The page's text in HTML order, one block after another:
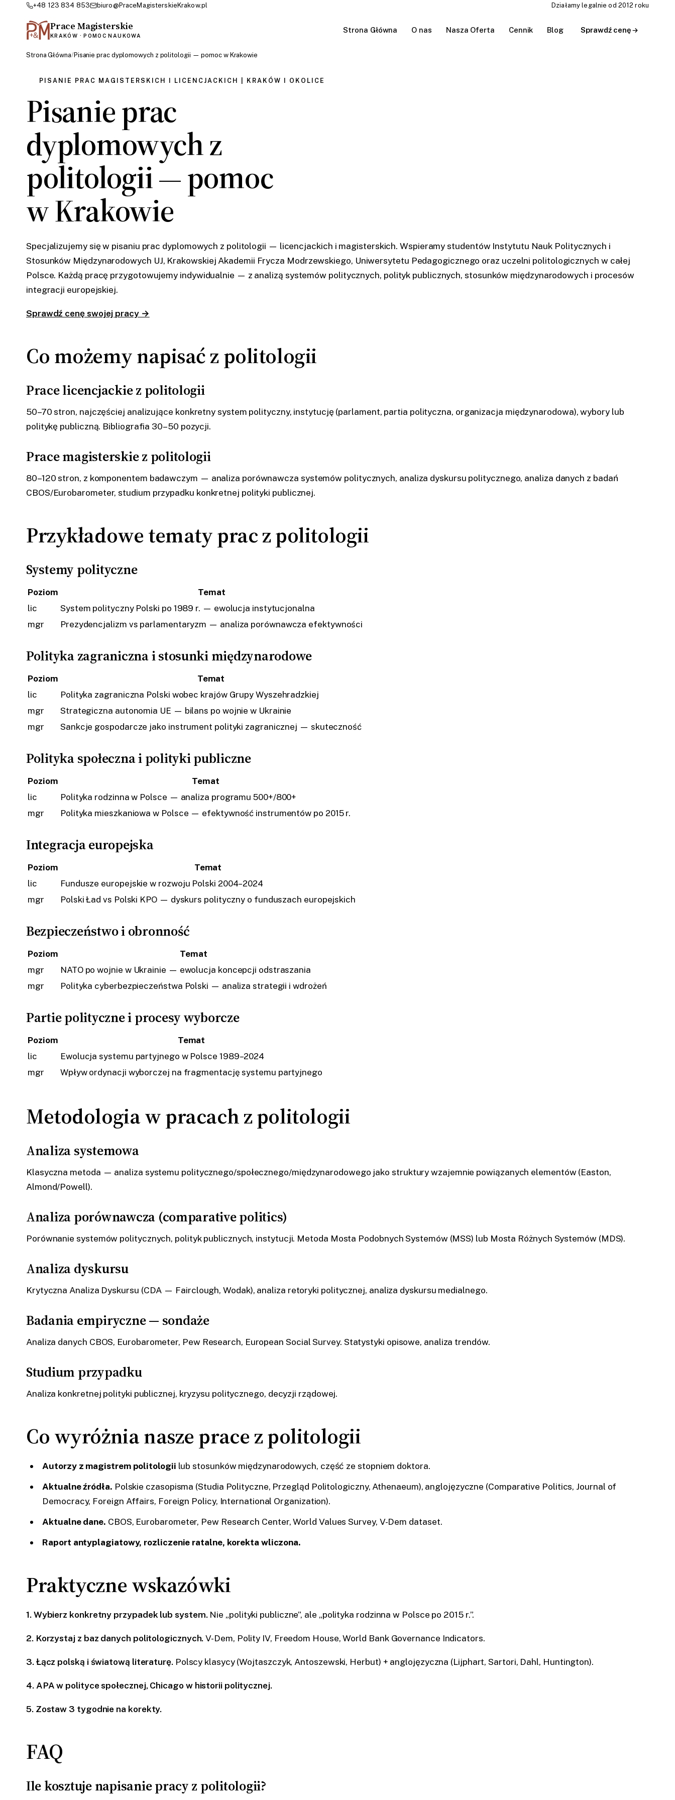
+48 123 834 853 biuro@PraceMagisterskieKrakow.pl Działamy legalnie od 2012 roku
Prace Magisterskie
KRAKÓW · POMOC NAUKOWA
Strona Główna O nas Nasza Oferta Cennik Blog Sprawdź cenę
Strona Główna/Pisanie prac dyplomowych z politologii — pomoc w Krakowie
PISANIE PRAC MAGISTERSKICH I LICENCJACKICH | KRAKÓW I OKOLICE
Pisanie prac
dyplomowych z
politologii — pomoc
w Krakowie
Specjalizujemy się w pisaniu prac dyplomowych z politologii — licencjackich i magisterskich. Wspieramy studentów Instytutu Nauk Politycznych i
Stosunków Międzynarodowych UJ, Krakowskiej Akademii Frycza Modrzewskiego, Uniwersytetu Pedagogicznego oraz uczelni politologicznych w całej
Polsce. Każdą pracę przygotowujemy indywidualnie — z analizą systemów politycznych, polityk publicznych, stosunków międzynarodowych i procesów
integracji europejskiej.
Sprawdź cenę swojej pracy →
Co możemy napisać z politologii
Prace licencjackie z politologii
50–70 stron, najczęściej analizujące konkretny system polityczny, instytucję (parlament, partia polityczna, organizacja międzynarodowa), wybory lub
politykę publiczną. Bibliografia 30–50 pozycji.
Prace magisterskie z politologii
80–120 stron, z komponentem badawczym — analiza porównawcza systemów politycznych, analiza dyskursu politycznego, analiza danych z badań
CBOS/Eurobarometer, studium przypadku konkretnej polityki publicznej.
Przykładowe tematy prac z politologii
Systemy polityczne
Poziom
Temat
lic
System polityczny Polski po 1989 r. — ewolucja instytucjonalna
mgr
Prezydencjalizm vs parlamentaryzm — analiza porównawcza efektywności
Polityka zagraniczna i stosunki międzynarodowe
Poziom
Temat
lic
Polityka zagraniczna Polski wobec krajów Grupy Wyszehradzkiej
mgr
Strategiczna autonomia UE — bilans po wojnie w Ukrainie
mgr
Sankcje gospodarcze jako instrument polityki zagranicznej — skuteczność
Polityka społeczna i polityki publiczne
Poziom
Temat
lic
Polityka rodzinna w Polsce — analiza programu 500+/800+
mgr
Polityka mieszkaniowa w Polsce — efektywność instrumentów po 2015 r.
Integracja europejska
Poziom
Temat
lic
Fundusze europejskie w rozwoju Polski 2004–2024
mgr
Polski Ład vs Polski KPO — dyskurs polityczny o funduszach europejskich
Bezpieczeństwo i obronność
Poziom
Temat
mgr
NATO po wojnie w Ukrainie — ewolucja koncepcji odstraszania
mgr
Polityka cyberbezpieczeństwa Polski — analiza strategii i wdrożeń
Partie polityczne i procesy wyborcze
Poziom
Temat
lic
Ewolucja systemu partyjnego w Polsce 1989–2024
mgr
Wpływ ordynacji wyborczej na fragmentację systemu partyjnego
Metodologia w pracach z politologii
Analiza systemowa
Klasyczna metoda — analiza systemu politycznego/społecznego/międzynarodowego jako struktury wzajemnie powiązanych elementów (Easton,
Almond/Powell).
Analiza porównawcza (comparative politics)
Porównanie systemów politycznych, polityk publicznych, instytucji. Metoda Mosta Podobnych Systemów (MSS) lub Mosta Różnych Systemów (MDS).
Analiza dyskursu
Krytyczna Analiza Dyskursu (CDA — Fairclough, Wodak), analiza retoryki politycznej, analiza dyskursu medialnego.
Badania empiryczne — sondaże
Analiza danych CBOS, Eurobarometer, Pew Research, European Social Survey. Statystyki opisowe, analiza trendów.
Studium przypadku
Analiza konkretnej polityki publicznej, kryzysu politycznego, decyzji rządowej.
Co wyróżnia nasze prace z politologii
Autorzy z magistrem politologii lub stosunków międzynarodowych, część ze stopniem doktora.
Aktualne źródła. Polskie czasopisma (Studia Polityczne, Przegląd Politologiczny, Athenaeum), anglojęzyczne (Comparative Politics, Journal of
Democracy, Foreign Affairs, Foreign Policy, International Organization).
Aktualne dane. CBOS, Eurobarometer, Pew Research Center, World Values Survey, V-Dem dataset.
Raport antyplagiatowy, rozliczenie ratalne, korekta wliczona.
Praktyczne wskazówki
1. Wybierz konkretny przypadek lub system.Nie „polityki publiczne”, ale „polityka rodzinna w Polsce po 2015 r.”.
2. Korzystaj z baz danych politologicznych.V-Dem, Polity IV, Freedom House, World Bank Governance Indicators.
3. Łącz polską i światową literaturę.Polscy klasycy (Wojtaszczyk, Antoszewski, Herbut) + anglojęzyczna (Lijphart, Sartori, Dahl, Huntington).
4. APA w polityce społecznej, Chicago w historii politycznej.
5. Zostaw 3 tygodnie na korekty.
FAQ
Ile kosztuje napisanie pracy z politologii?